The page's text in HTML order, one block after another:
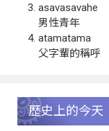
asavasavahe
男性青年
atamatama
父字輩的稱呼
歷史上的今天